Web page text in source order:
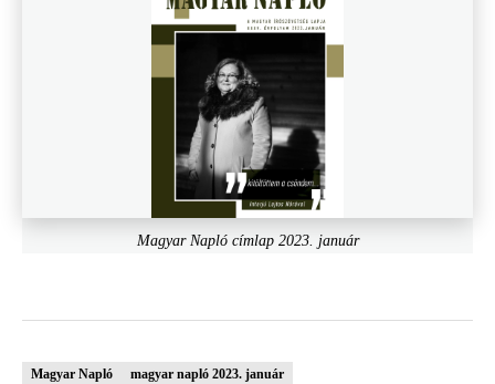
Magyar Napló címlap 2023. január
Magyar Napló magyar napló 2023. január